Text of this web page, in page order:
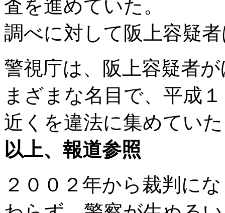
査を進めていた。
調べに対して阪上容疑
警視庁は、阪上容疑者
まざまな名目で、平成
近くを違法に集めてい
以上、報道参照
２００２年から裁判に